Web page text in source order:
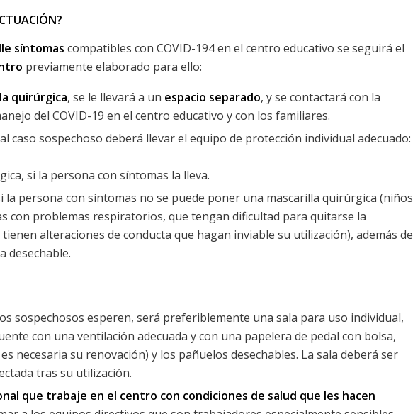
síntomas compatibles con COVID-194 en el centro educativo se seguirá el
previamente elaborado para ello:
quirúrgica, se le llevará a un espacio separado, y se contactará con la
del COVID-19 en el centro educativo y con los familiares.
caso sospechoso deberá llevar el equipo de protección individual adecuado:
si la persona con síntomas la lleva.
la persona con síntomas no se puede poner una mascarilla quirúrgica (niños
con problemas respiratorios, que tengan dificultad para quitarse la
alteraciones de conducta que hagan inviable su utilización), además de
desechable.
sospechosos esperen, será preferiblemente una sala para uso individual,
con una ventilación adecuada y con una papelera de pedal con bolsa,
necesaria su renovación) y los pañuelos desechables. La sala deberá ser
tras su utilización.
que trabaje en el centro con condiciones de salud que les hacen